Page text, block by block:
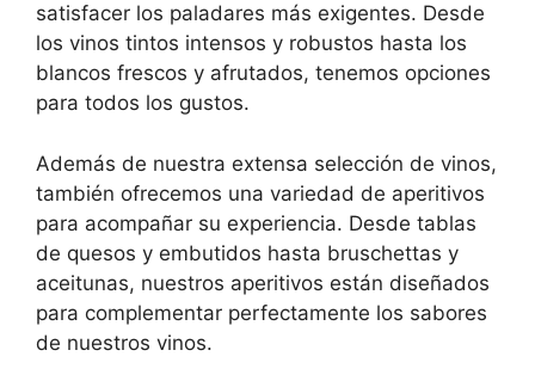
satisfacer los paladares más exigentes. Desde
los vinos tintos intensos y robustos hasta los
blancos frescos y afrutados, tenemos opciones
para todos los gustos.
Además de nuestra extensa selección de vinos,
también ofrecemos una variedad de aperitivos
para acompañar su experiencia. Desde tablas
de quesos y embutidos hasta bruschettas y
aceitunas, nuestros aperitivos están diseñados
para complementar perfectamente los sabores
de nuestros vinos.